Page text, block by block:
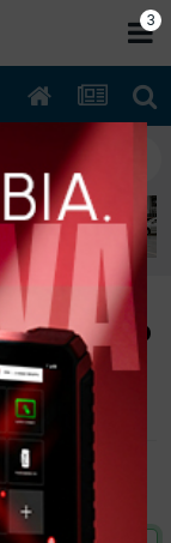
2198cc
- LIQUIDO
2